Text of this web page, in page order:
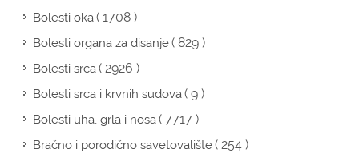
Bolesti oka( 1708 )
Bolesti organa za disanje( 829 )
Bolesti srca( 2926 )
Bolesti srca i krvnih sudova( 9 )
Bolesti uha, grla i nosa( 7717 )
Bračno i porodično savetovalište( 254 )